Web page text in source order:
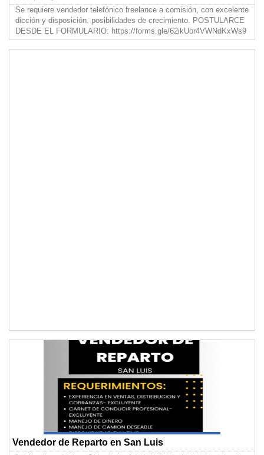
Se requiere vendedor telefónico freelance a comisión, con excelente
dicción y disposición. posibilidades de crecimiento. POSTULARCE
DESDE EL FORMULARIO: https://forms.gle/62ikUor4VWNdKxWs9
Vendedor de Reparto en San Luis